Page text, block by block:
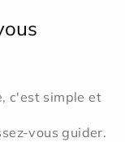
c'est simple et
vous guider.